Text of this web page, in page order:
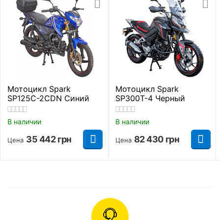
хорошо отрабатывающая неровности и
выдерживающая экстремальные нагрузки. Кроме
Основные параметры
Комплектация
LED-оптика,
Дополнительные
лампы
светодиодного
освещения на
защитных дугах
Модель SP250T-8
Сигнализация Есть
Мотоцикл Spark
SP125C-2CDN Синий
В наличии
Цена 35 442 грн
Мотоцикл Spark
SP300T-4 Черный
В наличии
Цена 82 430 грн